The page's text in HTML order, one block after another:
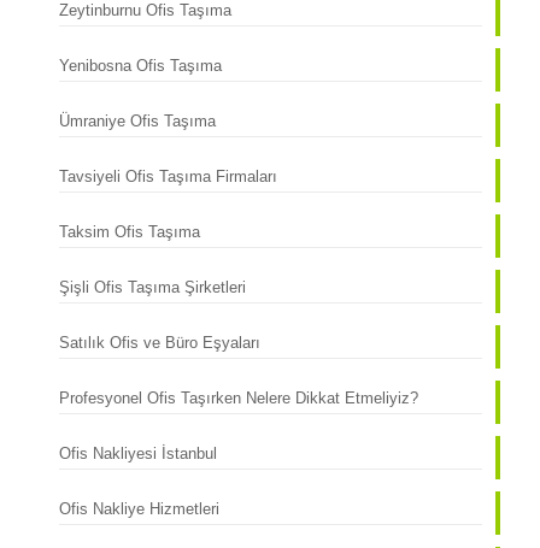
Zeytinburnu Ofis Taşıma
Yenibosna Ofis Taşıma
Ümraniye Ofis Taşıma
Tavsiyeli Ofis Taşıma Firmaları
Taksim Ofis Taşıma
Şişli Ofis Taşıma Şirketleri
Satılık Ofis ve Büro Eşyaları
Profesyonel Ofis Taşırken Nelere Dikkat Etmeliyiz?
Ofis Nakliyesi İstanbul
Ofis Nakliye Hizmetleri